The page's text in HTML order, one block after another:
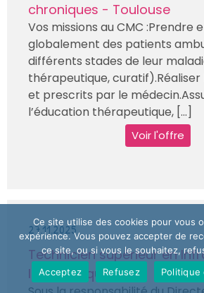
chroniques - Toulouse
Vos missions au CMC :Prendre
globalement des patients
différents stades de leur
thérapeutique, curatif).Réaliser
et prescrits par le
l’éducation thérapeutique, [...]
Voir l'offre
27.11.2025
Technicien supérieur en
Informatique H/F
Ce site utilise des cookies pour vous
expérience. Vous pouvez accepter de
ce site, ou si vous le souhaitez,
Acceptez
Refusez